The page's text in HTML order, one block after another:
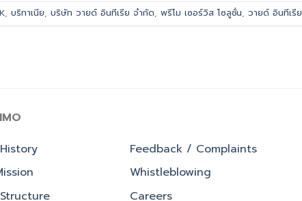
, บริทาเนีย, บริษัท วายด์ อินทีเรีย จำกัด, พรีโม เซอร์วิส โซลูชั่น, วายด์ อินทีเรีย
Feedback / Complaints
Whistleblowing
Careers